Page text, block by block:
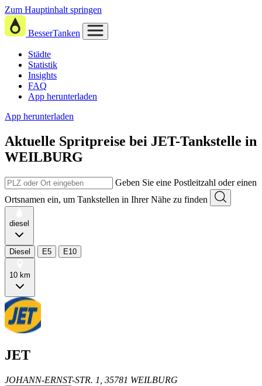
Zum Hauptinhalt springen
BesserTanken
Städte
Statistik
Insights
FAQ
App herunterladen
App herunterladen
Aktuelle Spritpreise bei JET-Tankstelle in
WEILBURG
Geben Sie eine Postleitzahl oder einen
Ortsnamen ein, um Tankstellen in Ihrer Nähe zu finden
diesel
Diesel E5 E10
10 km
JET
JOHANN-ERNST-STR. 1, 35781 WEILBURG